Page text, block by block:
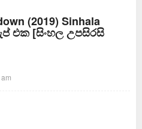
(2019) Sinhala
එක [සිංහල උපසිරසි